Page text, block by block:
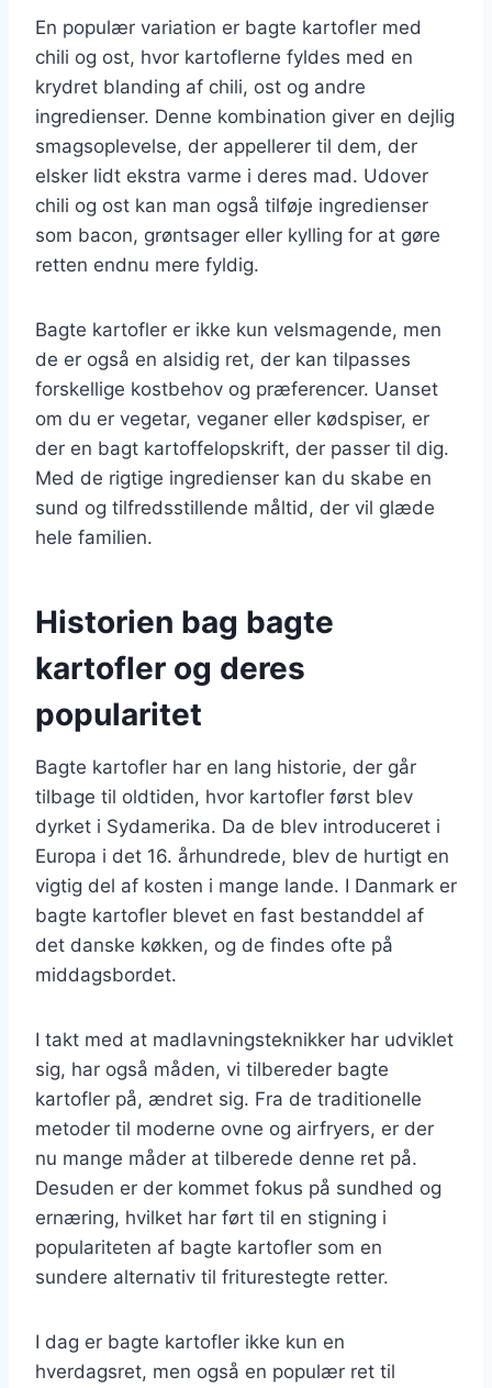
En populær variation er bagte kartofler med
chili og ost, hvor kartoflerne fyldes med en
krydret blanding af chili, ost og andre
ingredienser. Denne kombination giver en dejlig
smagsoplevelse, der appellerer til dem, der
elsker lidt ekstra varme i deres mad. Udover
chili og ost kan man også tilføje ingredienser
som bacon, grøntsager eller kylling for at gøre
retten endnu mere fyldig.
Bagte kartofler er ikke kun velsmagende, men
de er også en alsidig ret, der kan tilpasses
forskellige kostbehov og præferencer. Uanset
om du er vegetar, veganer eller kødspiser, er
der en bagt kartoffelopskrift, der passer til dig.
Med de rigtige ingredienser kan du skabe en
sund og tilfredsstillende måltid, der vil glæde
hele familien.
Historien bag bagte
kartofler og deres
popularitet
Bagte kartofler har en lang historie, der går
tilbage til oldtiden, hvor kartofler først blev
dyrket i Sydamerika. Da de blev introduceret i
Europa i det 16. århundrede, blev de hurtigt en
vigtig del af kosten i mange lande. I Danmark er
bagte kartofler blevet en fast bestanddel af
det danske køkken, og de findes ofte på
middagsbordet.
I takt med at madlavningsteknikker har udviklet
sig, har også måden, vi tilbereder bagte
kartofler på, ændret sig. Fra de traditionelle
metoder til moderne ovne og airfryers, er der
nu mange måder at tilberede denne ret på.
Desuden er der kommet fokus på sundhed og
ernæring, hvilket har ført til en stigning i
populariteten af bagte kartofler som en
sundere alternativ til friturestegte retter.
I dag er bagte kartofler ikke kun en
hverdagsret, men også en populær ret til